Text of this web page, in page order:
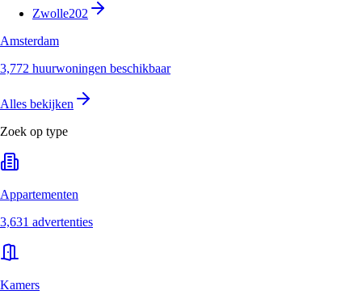
Zwolle202
Amsterdam
3,772 huurwoningen beschikbaar
Alles bekijken
Zoek op type
Appartementen
3,631 advertenties
Kamers